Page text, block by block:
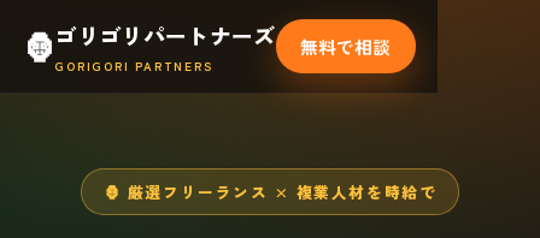
🦍ゴリゴリパートナーズ
GORIGORI PARTNERS
無料で相談
🦍 厳選フリーランス × 複業人材を時給で